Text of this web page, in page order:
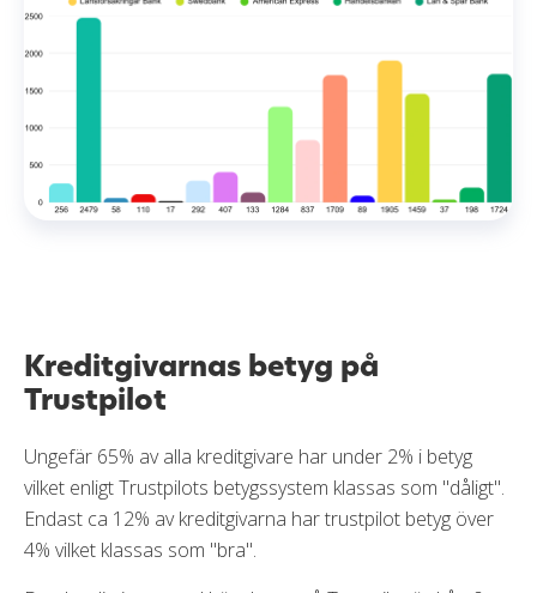
Kreditgivarnas betyg på
Trustpilot
Ungefär 65% av alla kreditgivare har under 2% i betyg
vilket enligt Trustpilots betygssystem klassas som "dåligt".
Endast ca 12% av kreditgivarna har trustpilot betyg över
4% vilket klassas som "bra".